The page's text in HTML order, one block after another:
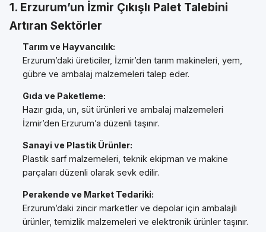
1. Erzurum’un İzmir Çıkışlı Palet Talebini
Artıran Sektörler
Tarım ve Hayvancılık:
Erzurum’daki üreticiler, İzmir’den tarım makineleri, yem,
gübre ve ambalaj malzemeleri talep eder.
Gıda ve Paketleme:
Hazır gıda, un, süt ürünleri ve ambalaj malzemeleri
İzmir’den Erzurum’a düzenli taşınır.
Sanayi ve Plastik Ürünler:
Plastik sarf malzemeleri, teknik ekipman ve makine
parçaları düzenli olarak sevk edilir.
Perakende ve Market Tedariki:
Erzurum’daki zincir marketler ve depolar için ambalajlı
ürünler, temizlik malzemeleri ve elektronik ürünler taşınır.